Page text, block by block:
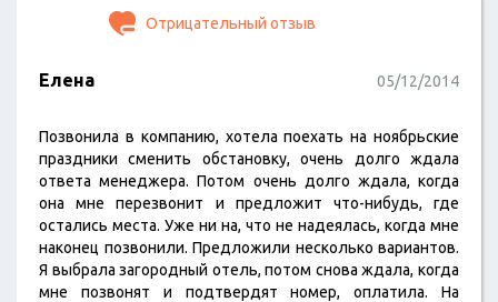
сотрудничество и с турфирмой и отелем!…
Отрицательный отзыв
Елена 05/12/2014
Позвонила в компанию, хотела поехать на ноябрьские
праздники сменить обстановку, очень долго ждала
ответа менеджера. Потом очень долго ждала, когда
она мне перезвонит и предложит что-нибудь, где
остались места. Уже ни на, что не надеялась, когда мне
наконец позвонили. Предложили несколько вариантов.
Я выбрала загородный отель, потом снова ждала, когда
мне позвонят и подтвердят номер, оплатила. На